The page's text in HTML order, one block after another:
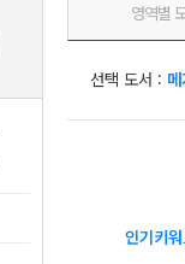
영역별
선택 도서 :
인기키